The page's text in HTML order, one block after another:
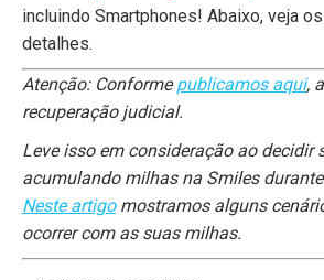
incluindo Smartphones! Abaixo, veja
detalhes.
Atenção: Conformepublicamos aqui,
recuperação judicial.
Leve isso em consideração ao decidir
acumulando milhas na Smiles
Neste artigomostramos alguns
ocorrer com as suas milhas.